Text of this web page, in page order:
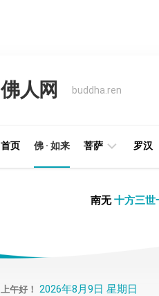
佛人网 buddha.ren
首页 佛 · 如来 菩萨
王
罗汉
南无十方三世
上午好！ 2026年8月9日 星期日